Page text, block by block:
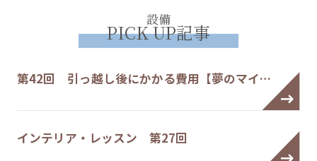
設備
PICK UP記事
第42回 引っ越し後にかかる費用【夢のマイ…
インテリア・レッスン 第27回